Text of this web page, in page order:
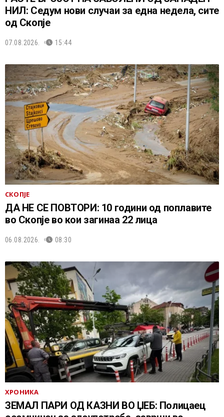
НИЛ: Седум нови случаи за една недела, сите
од Скопје
07.08.2026. 15:44
СКОПЈЕ
ДА НЕ СЕ ПОВТОРИ: 10 години од поплавите
во Скопје во кои загинаа 22 лица
06.08.2026. 08:30
ХРОНИКА
ЗЕМАЛ ПАРИ ОД КАЗНИ ВО ЏЕБ: Полицаец